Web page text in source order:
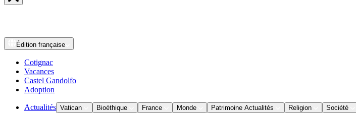
Édition française
Cotignac
Vacances
Castel Gandolfo
Adoption
Actualités Vatican Bioéthique France Monde Patrimoine Actualités Religion Société